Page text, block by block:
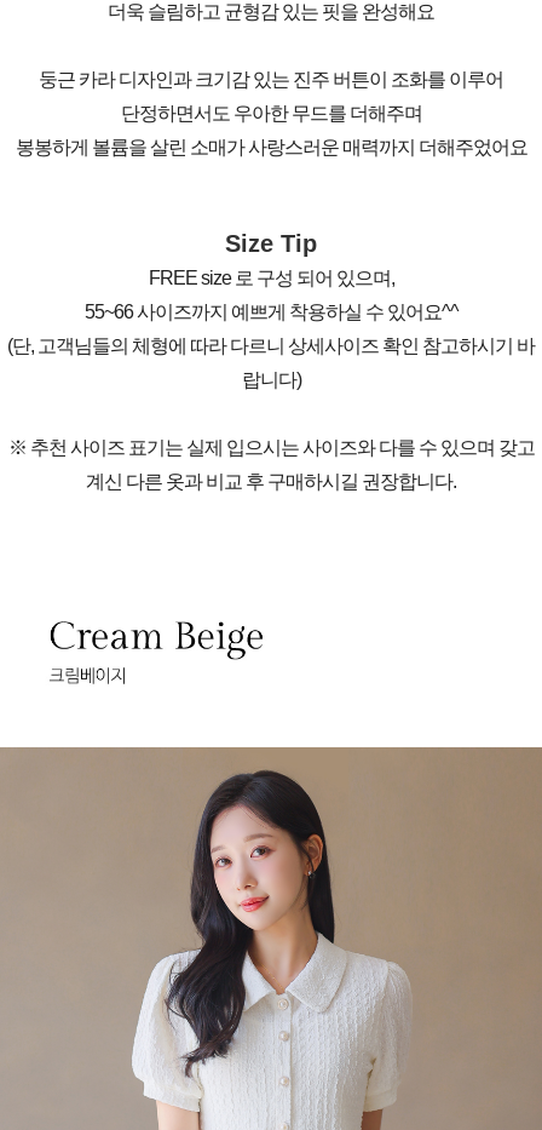
더욱 슬림하고 균형감 있는 핏을 완성해요
둥근 카라 디자인과 크기감 있는 진주 버튼이 조화를 이루어
단정하면서도 우아한 무드를 더해주며
봉봉하게 볼륨을 살린 소매가 사랑스러운 매력까지 더해주었어요
Size Tip
FREE size 로 구성 되어 있으며,
55~66 사이즈까지 예쁘게 착용하실 수 있어요^^
(단, 고객님들의 체형에 따라 다르니 상세사이즈 확인 참고하시기 바
랍니다)
※ 추천 사이즈 표기는 실제 입으시는 사이즈와 다를 수 있으며 갖고
계신 다른 옷과 비교 후 구매하시길 권장합니다.